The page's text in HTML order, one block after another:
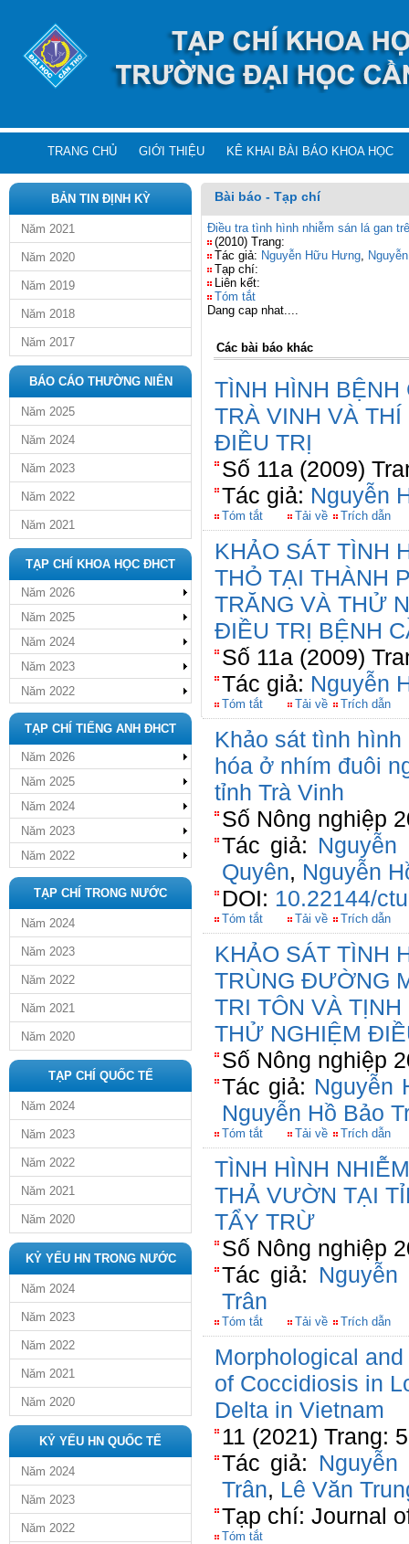
TRANG CHỦ GIỚI THIỆU KÊ KHAI BÀI BÁO KHOA HỌC
BẢN TIN ĐỊNH KỲ
Năm 2021
Năm 2020
Năm 2019
Năm 2018
Năm 2017
BÁO CÁO THƯỜNG NIÊN
Năm 2025
Năm 2024
Năm 2023
Năm 2022
Năm 2021
TẠP CHÍ KHOA HỌC ĐHCT
Năm 2026
Năm 2025
Năm 2024
Năm 2023
Năm 2022
TẠP CHÍ TIẾNG ANH ĐHCT
Năm 2026
Năm 2025
Năm 2024
Năm 2023
Năm 2022
TẠP CHÍ TRONG NƯỚC
Năm 2024
Năm 2023
Năm 2022
Năm 2021
Năm 2020
TẠP CHÍ QUỐC TẾ
Năm 2024
Năm 2023
Năm 2022
Năm 2021
Năm 2020
KỶ YẾU HN TRONG NƯỚC
Năm 2024
Năm 2023
Năm 2022
Năm 2021
Năm 2020
KỶ YẾU HN QUỐC TẾ
Năm 2024
Năm 2023
Năm 2022
Bài báo - Tạp chí
Điều tra tình hình nhiễm sán lá gan
(2010) Trang:
Tác giả: Nguyễn Hữu Hưng,
Tạp chí:
Liên kết:
Tóm tắt
Dang cap nhat....
Các bài báo khác
TÌNH HÌNH BỆNH
TRÀ VINH VÀ
ĐIỀU TRỊ
Số 11a (2009)
Tác giả: Nguyễn
Tóm tắt Tải về Trích dẫn
KHẢO SÁT TÌNH
THỎ TẠI THÀNH
TRĂNG VÀ THỬ
ĐIỀU TRỊ BỆNH
Số 11a (2009)
Tác giả: Nguyễn
Tóm tắt Tải về Trích dẫn
Khảo sát tình
hóa ở nhím đuôi
tỉnh Trà Vinh
Số Nông nghiệp
Tác giả:
Quyên, Nguyễn
DOI: 10.22144/
Tóm tắt Tải về Trích dẫn
KHẢO SÁT TÌNH
TRÙNG ĐƯỜNG
TRI TÔN VÀ
THỬ NGHIỆM
Số Nông nghiệp
Tác giả: Nguyễn
Nguyễn Hồ Bảo
Tóm tắt Tải về Trích dẫn
TÌNH HÌNH
THẢ VƯỜN TẠI
TẨY TRỪ
Số Nông nghiệp
Tác giả:
Trân
Tóm tắt Tải về Trích dẫn
Morphological
of Coccidiosis in
Delta in Vietnam
11 (2021) Trang:
Tác giả:
Trân, Lê Văn
Tạp chí: Journal
Tóm tắt